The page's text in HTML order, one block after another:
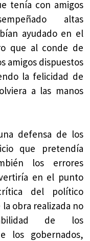
tenía con amigos
altas
ayudado en el
que al conde de
amigos dispuestos
la felicidad de
a las manos
defensa de los
que pretendía
los errores
en el punto
del político
obra realizada no
de los
los gobernados,